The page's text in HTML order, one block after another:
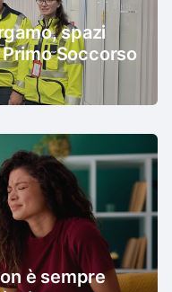
spazi
Soccorso
è sempre